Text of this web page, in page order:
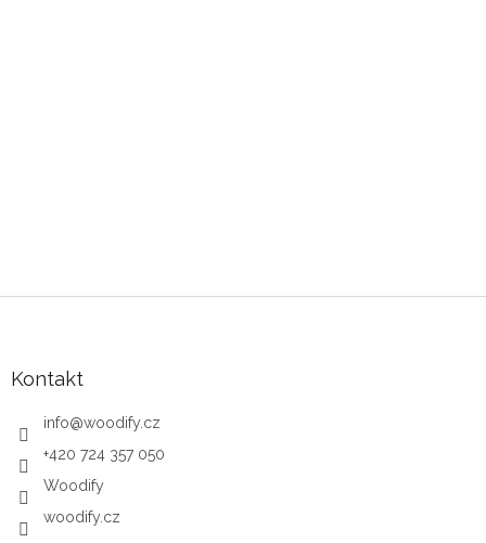
Kontakt
info@woodify.cz
+420 724 357 050
Woodify
woodify.cz